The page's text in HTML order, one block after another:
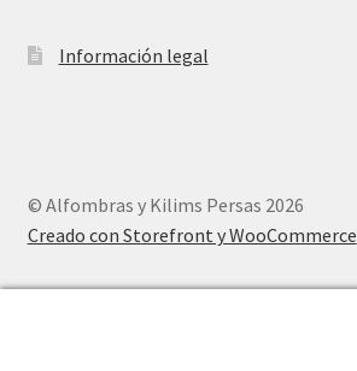
Información legal
© Alfombras y Kilims Persas 2026
Creado con Storefront y WooCommerce